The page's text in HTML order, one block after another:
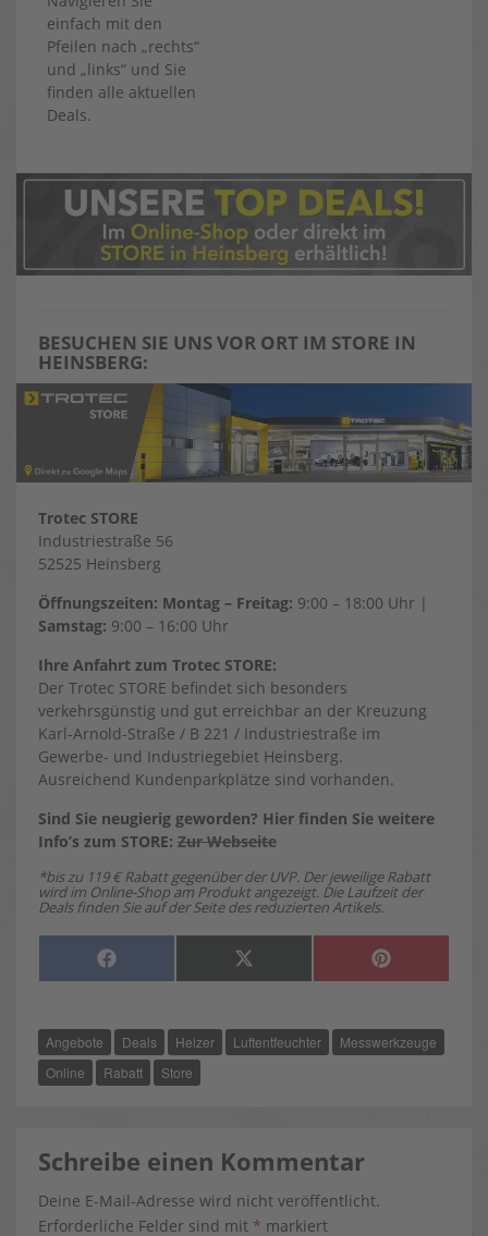
einfach mit den
Pfeilen nach „rechts“
und „links“ und Sie
finden alle aktuellen
Deals.
BESUCHEN SIE UNS VOR ORT IM STORE IN
HEINSBERG:
Trotec STORE
Industriestraße 56
52525 Heinsberg
Öffnungszeiten: Montag – Freitag: 9:00 – 18:00 Uhr |
Samstag: 9:00 – 16:00 Uhr
Ihre Anfahrt zum Trotec STORE:
Der Trotec STORE befindet sich besonders
verkehrsgünstig und gut erreichbar an der Kreuzung
Karl-Arnold-Straße / B 221 / Industriestraße im
Gewerbe- und Industriegebiet Heinsberg.
Ausreichend Kundenparkplätze sind vorhanden.
Sind Sie neugierig geworden? Hier finden Sie weitere
Info’s zum STORE: Zur Webseite
*bis zu 119 € Rabatt gegenüber der UVP. Der jeweilige Rabatt
wird im Online-Shop am Produkt angezeigt. Die Laufzeit der
Deals finden Sie auf der Seite des reduzierten Artikels.
SHARE
F
A
O
O
K
SHARE
X
(
T
T
E
SHARE
P
I
R
E
S
Angebote Deals Heizer Luftentfeuchter
Messwerkzeuge
Online
Rabatt Store
Schreibe einen Kommentar
Deine E-Mail-Adresse wird nicht veröffentlicht.
Erforderliche Felder sind mit * markiert